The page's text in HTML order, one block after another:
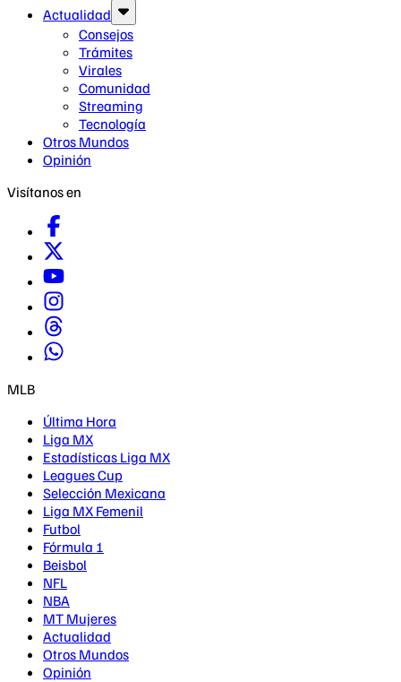
Actualidad
Consejos
Trámites
Virales
Comunidad
Streaming
Tecnología
Otros Mundos
Opinión
Visítanos en
MLB
Última Hora
Liga MX
Estadísticas Liga MX
Leagues Cup
Selección Mexicana
Liga MX Femenil
Futbol
Fórmula 1
Beisbol
NFL
NBA
MT Mujeres
Actualidad
Otros Mundos
Opinión